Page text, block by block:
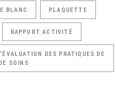
BLANC PLAQUETTE
RAPPORT ACTIVITÉ
DES PRATIQUES DE
SOINS